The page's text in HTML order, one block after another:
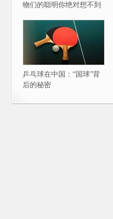
物们的聪明你绝对想不到
乒乓球在中国：“国球”背
后的秘密